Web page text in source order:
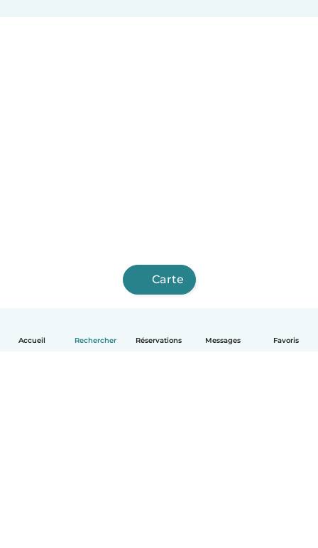
Accueil Rechercher Réservations Messages Favoris
Carte